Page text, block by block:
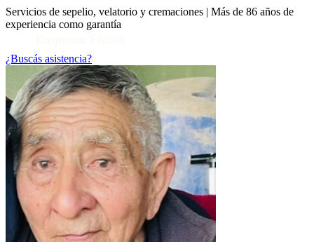
Servicios de sepelio, velatorio y cremaciones | Más de 86 años de
experiencia como garantía
Toggle Conocenos submenu
¿Buscás asistencia?